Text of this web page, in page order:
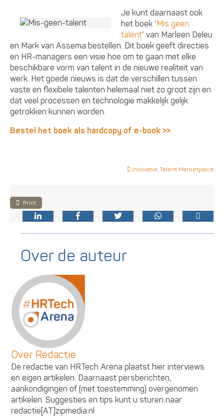
Je kunt daarnaast ook
het boek ‘Mis geen
talent’ van Marleen Deleu
en Mark van Assema bestellen. Dit boek geeft directies
en HR-managers een visie hoe om te gaan met elke
beschikbare vorm van talent in de nieuwe realiteit van
werk. Het goede nieuws is dat de verschillen tussen
vaste en flexibele talenten helemaal niet zo groot zijn en
dat veel processen en technologie makkelijk gelijk
getrokken kunnen worden.
Bestel het boek als hardcopy of e-book >>
innovatie, Talent Marketplace
Print
Over de auteur
Over Redactie
De redactie van HRTech Arena plaatst hier interviews
en eigen artikelen. Daarnaast persberichten,
aankondigingen of (met toestemming) overgenomen
artikelen. Suggesties en tips kunt u sturen naar
redactie[AT]zipmedia.nl